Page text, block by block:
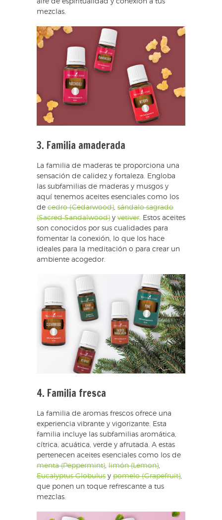
aire de espiritualidad y conexión a tus
mezclas.
3. Familia amaderada
La familia de maderas te proporciona una
sensación de calidez y fortaleza. Engloba
las subfamilias de maderas y musgos y
aquí tenemos aceites esenciales como los
de cedro (Cedarwood), sándalo sagrado
(Sacred Sandalwood) y vetiver. Estos aceites
son conocidos por sus cualidades para
fomentar la conexión, lo que los hace
ideales para la meditación o para crear un
ambiente acogedor.
4. Familia fresca
La familia de aromas frescos ofrece una
experiencia vibrante y vigorizante. Esta
familia incluye las subfamilias aromática,
cítrica, acuática, verde y afrutada. A estas
pertenecen aceites esenciales como los de
menta (Peppermint), limón (Lemon),
Eucalyptus Globulus y pomelo (Grapefruit),
que ponen un toque refrescante a tus
mezclas.